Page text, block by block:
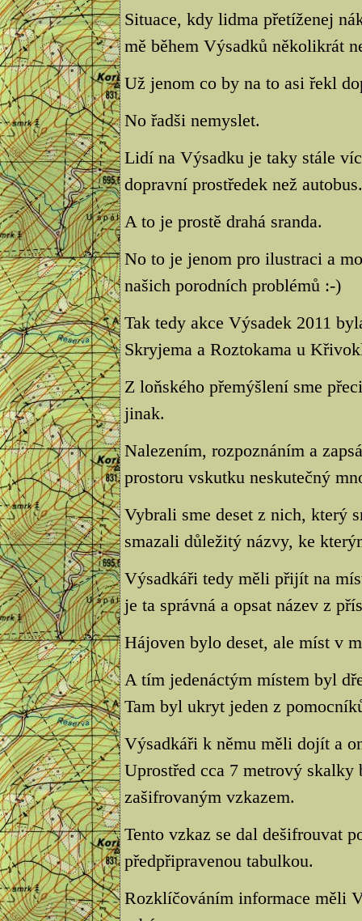
Situace, kdy lidma přetíženej
mě během Výsadků několikrát
Už jenom co by na to asi řekl
No řadši nemyslet.
Lidí na Výsadku je taky stále
dopravní prostředek než autobus.
A to je prostě drahá sranda.
No to je jenom pro ilustraci a
našich porodních problémů :-)
Tak tedy akce Výsadek 2011
Skryjema a Roztokama u
Z loňského přemýšlení sme
jinak.
Nalezením, rozpoznáním a
prostoru vskutku neskutečný
Vybrali sme deset z nich, který
smazali důležitý názvy, ke
Výsadkáři tedy měli přijít na
je ta správná a opsat název z
Hájoven bylo deset, ale míst v
A tím jedenáctým místem byl
Tam byl ukryt jeden z
Výsadkáři k němu měli dojít a
Uprostřed cca 7 metrový skalky
zašifrovaným vzkazem.
Tento vzkaz se dal dešifrouvat
předpřipravenou tabulkou.
Rozklíčováním informace měli